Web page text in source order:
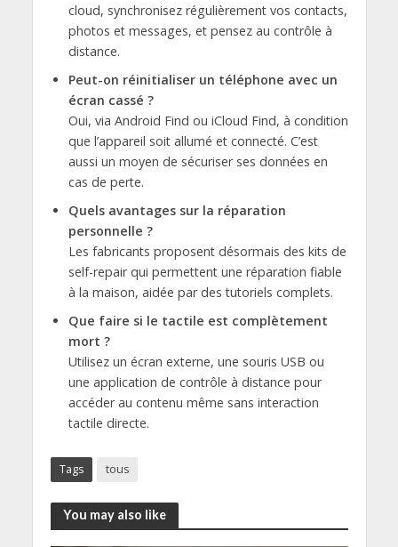
cloud, synchronisez régulièrement vos contacts,
photos et messages, et pensez au contrôle à
distance.
Peut-on réinitialiser un téléphone avec un
écran cassé ?
Oui, via Android Find ou iCloud Find, à condition
que l’appareil soit allumé et connecté. C’est
aussi un moyen de sécuriser ses données en
cas de perte.
Quels avantages sur la réparation
personnelle ?
Les fabricants proposent désormais des kits de
self-repair qui permettent une réparation fiable
à la maison, aidée par des tutoriels complets.
Que faire si le tactile est complètement
mort ?
Utilisez un écran externe, une souris USB ou
une application de contrôle à distance pour
accéder au contenu même sans interaction
tactile directe.
Tags tous
You may also like